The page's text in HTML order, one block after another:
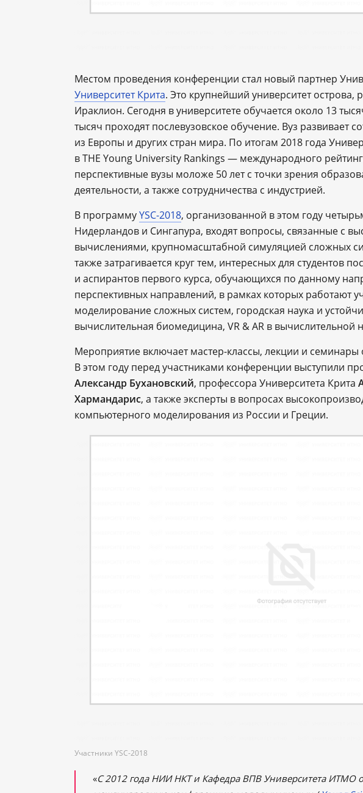
Местом проведения конференции стал новый партнер
Университет Крита. Это крупнейший университет
Ираклион. Сегодня в университете обучается около 13
тысяч проходят послевузовское обучение. Вуз развивает
из Европы и других стран мира. По итогам 2018 года
в THE Young University Rankings — международного
перспективные вузы моложе 50 лет с точки зрения
деятельности, а также сотрудничества с индустрией.
В программуYSC-2018, организованной в этом году
Нидерландов и Сингапура, входят вопросы, связанные с
вычислениями, крупномасштабной симуляцией сложных
также затрагивается круг тем, интересных для студентов
и аспирантов первого курса, обучающихся по данному
перспективных направлений, в рамках которых работают
моделирование сложных систем, городская наука и
вычислительная биомедицина, VR & AR в вычислительной
Мероприятие включает мастер-классы, лекции и
В этом году перед участниками конференции выступили
Александр Бухановский, профессора Университета Крита
Хармандарис, а также эксперты в вопросах
компьютерного моделирования из России и Греции.
Участники YSC-2018
«С 2012 года НИИ НКТ и Кафедра ВПВ Университета ИТМО